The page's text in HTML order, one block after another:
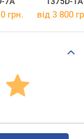
грн. від 3 800